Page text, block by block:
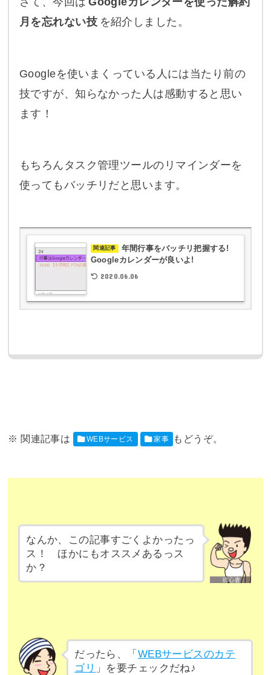
月を忘れない技 を紹介しました。
Googleを使いまくっている人には当たり前の
技ですが、知らなかった人は感動すると思い
ます！
もちろんタスク管理ツールのリマインダーを
使ってもバッチリだと思います。
関連記事
年間行事をバッチリ把握する!
Googleカレンダーが良いよ!
2020.06.06
WEBサービス 家事
なんか、この記事すごくよかったっ
ス！ ほかにもオススメあるっス
か？
だったら、「 WEBサービスのカテ
ゴリ 」を要チェックだね♪